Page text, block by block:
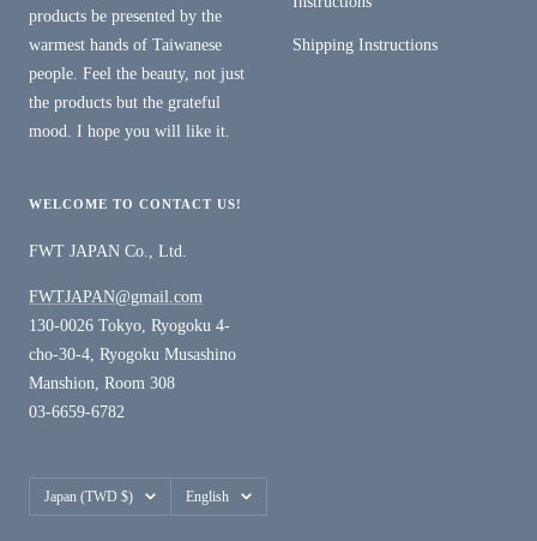
products be presented by the
warmest hands of Taiwanese
people. Feel the beauty, not just
the products but the grateful
mood. I hope you will like it.
Shipping Instructions
WELCOME TO CONTACT US!
FWT JAPAN Co., Ltd.
FWTJAPAN@gmail.com
130-0026 Tokyo, Ryogoku 4-
cho-30-4, Ryogoku Musashino
Manshion, Room 308
03-6659-6782
Country/region
Japan (TWD $) Language
English